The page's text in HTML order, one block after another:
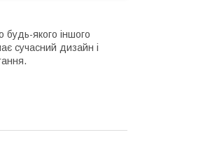
будь-якого іншого
сучасний дизайн і